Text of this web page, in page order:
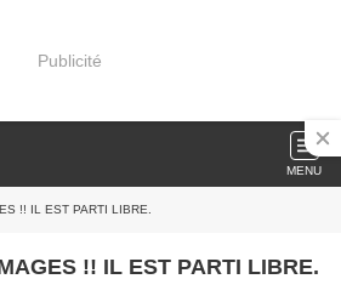
Publicité
MENU
!! IL EST PARTI LIBRE.
!! IL EST PARTI LIBRE.